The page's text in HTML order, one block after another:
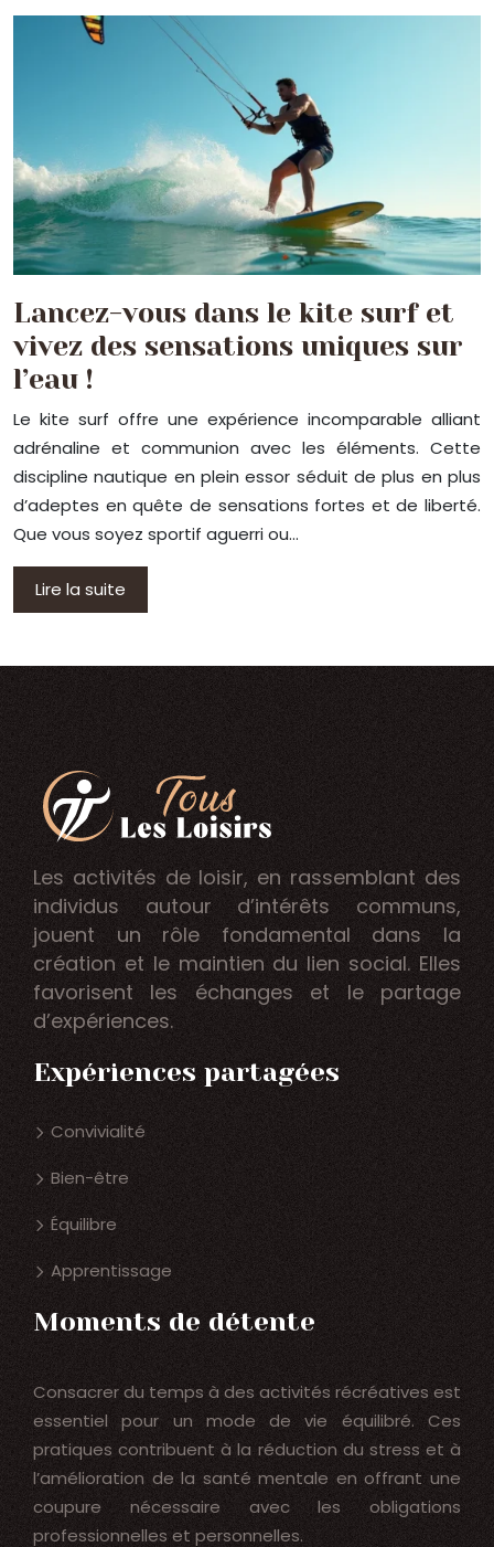
Lancez-vous dans le kite surf et
vivez des sensations uniques sur
l’eau !
Le kite surf offre une expérience incomparable alliant
adrénaline et communion avec les éléments. Cette
discipline nautique en plein essor séduit de plus en plus
d’adeptes en quête de sensations fortes et de liberté.
Que vous soyez sportif aguerri ou…
Lire la suite
Les activités de loisir, en rassemblant des
individus autour d’intérêts communs,
jouent un rôle fondamental dans la
création et le maintien du lien social. Elles
favorisent les échanges et le partage
d’expériences.
Expériences partagées
Convivialité
Bien-être
Équilibre
Apprentissage
Moments de détente
Consacrer du temps à des activités récréatives est
essentiel pour un mode de vie équilibré. Ces
pratiques contribuent à la réduction du stress et à
l’amélioration de la santé mentale en offrant une
coupure nécessaire avec les obligations
professionnelles et personnelles.